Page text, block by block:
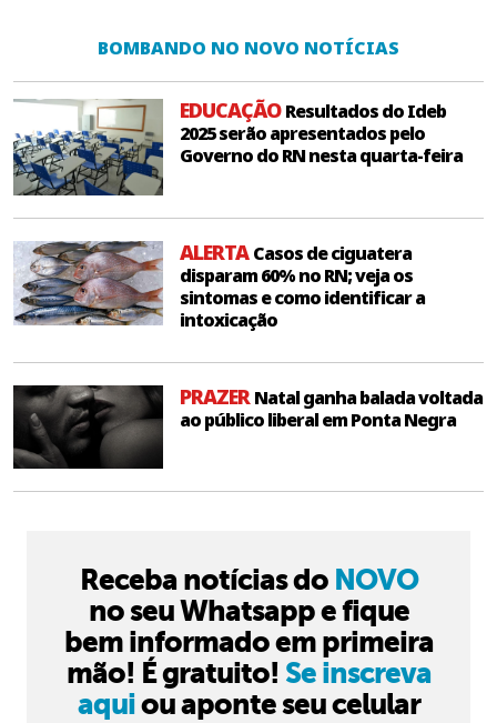
BOMBANDO NO NOVO NOTÍCIAS
EDUCAÇÃOResultados do Ideb
2025 serão apresentados pelo
Governo do RN nesta quarta-feira
ALERTACasos de ciguatera
disparam 60% no RN; veja os
sintomas e como identificar a
intoxicação
PRAZER Natal ganha balada voltada
ao público liberal em Ponta Negra
Receba notícias do NOVO
no seu Whatsapp e fique
bem informado em primeira
mão! É gratuito! Se inscreva
aquiou aponte seu celular